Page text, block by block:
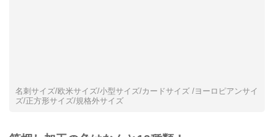
名刺サイズ/欧米サイズ/小型サイズ/カードサイズ /ヨーロピアンサイ
ズ/正方形サイズ/規格外サイズ